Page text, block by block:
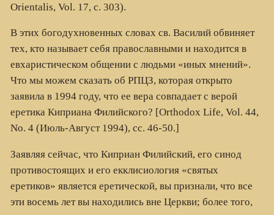
Orientalis, Vol. 17, с. 303).
В этих богодухновенных словах св. Василий обвиняет
тех, кто называет себя православными и находится в
евхаристическом общении с людьми «иных мнений».
Что мы можем сказать об РПЦЗ, которая открыто
заявила в 1994 году, что ее вера совпадает с верой
еретика Киприана Филийского? [Orthodox Life, Vol. 44,
No. 4 (Июль-Август 1994), сс. 46-50.]
Заявляя сейчас, что Киприан Филийский, его синод
противостоящих и его екклисиология «святых
еретиков» является еретической, вы признали, что все
эти восемь лет вы находились вне Церкви; более того,